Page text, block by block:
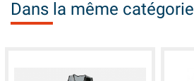
Dans la même catégorie